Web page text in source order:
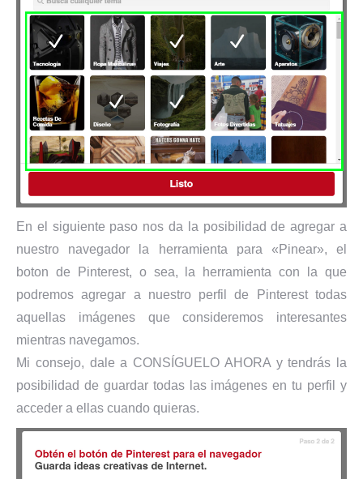
En el siguiente paso nos da la posibilidad de agregar a
nuestro navegador la herramienta para «Pinear», el
boton de Pinterest, o sea, la herramienta con la que
podremos agregar a nuestro perfil de Pinterest todas
aquellas imágenes que consideremos interesantes
mientras navegamos.
Mi consejo, dale a CONSÍGUELO AHORA y tendrás la
posibilidad de guardar todas las imágenes en tu perfil y
acceder a ellas cuando quieras.